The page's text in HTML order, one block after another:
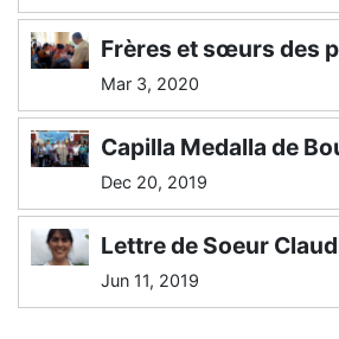
Frères et sœurs des
Mar 3, 2020
Capilla Medalla de
Dec 20, 2019
Lettre de Soeur
Jun 11, 2019